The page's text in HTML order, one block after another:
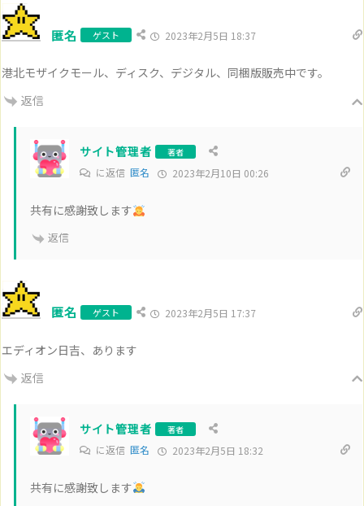
匿名 ゲスト 2023年2月5日 18:37
港北モザイクモール、ディスク、デジタル、同梱版販売中です。
返信
サイト管理者 著者
に返信 匿名 2023年2月10日 00:26
共有に感謝致します
返信
匿名 ゲスト 2023年2月5日 17:37
エディオン日吉、あります
返信
サイト管理者 著者
に返信 匿名 2023年2月5日 18:32
共有に感謝致します